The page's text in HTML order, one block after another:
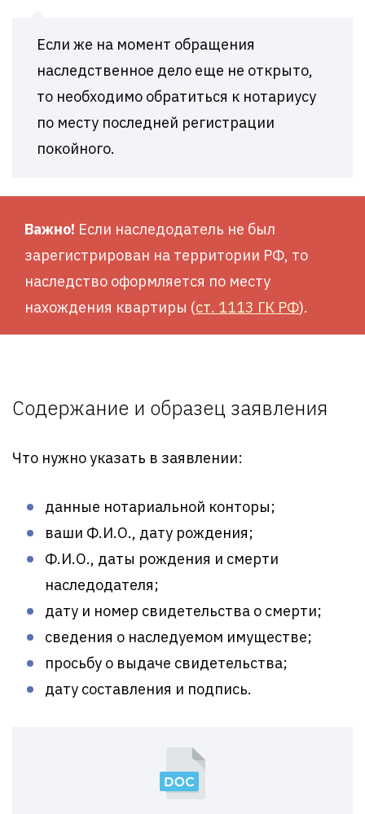
Если же на момент обращения
наследственное дело еще не открыто,
то необходимо обратиться к нотариусу
по месту последней регистрации
покойного.
Важно! Если наследодатель не был
зарегистрирован на территории РФ, то
наследство оформляется по месту
нахождения квартиры (ст. 1113 ГК РФ).
Содержание и образец заявления
Что нужно указать в заявлении:
данные нотариальной конторы;
ваши Ф.И.О., дату рождения;
Ф.И.О., даты рождения и смерти
наследодателя;
дату и номер свидетельства о смерти;
сведения о наследуемом имуществе;
просьбу о выдаче свидетельства;
дату составления и подпись.